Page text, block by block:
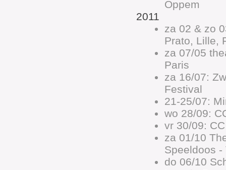
Oppem
2011
za 02 & zo
Prato, Lille,
za 07/05
Paris
za 16/07:
Festival
21-25/07:
wo 28/09:
vr 30/09:
za 01/10
Speeldoos -
do 06/10